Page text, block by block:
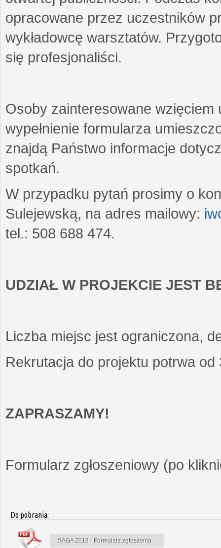
opracowane przez uczestników
wykładowcę warsztatów.
się profesjonaliści.
Osoby zainteresowane wzięciem
wypełnienie formularza
znajdą Państwo informacje
spotkań.
W przypadku pytań prosimy o
Sulejewską, na adres mailowy:
tel.: 508 688 474.
UDZIAŁ W PROJEKCIE JEST
Liczba miejsc jest ograniczona,
Rekrutacja do projektu potrwa
ZAPRASZAMY!
Formularz zgłoszeniowy (po
Do pobrania:
SAGA 2018 - Formularz zgłoszenia